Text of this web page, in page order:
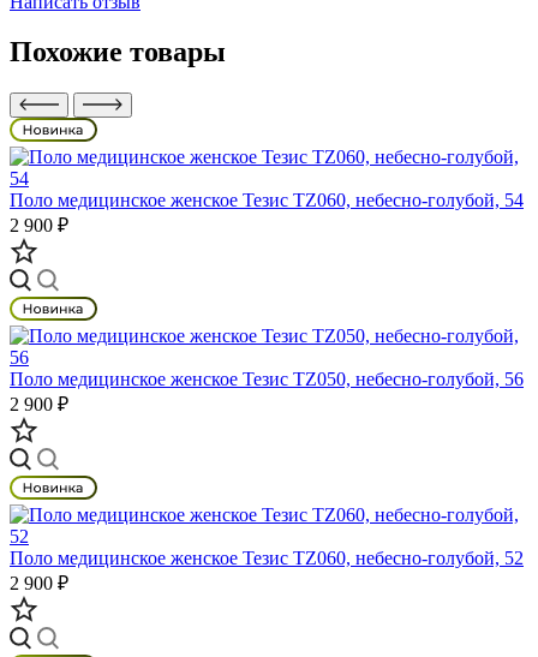
Похожие товары
Поло медицинское женское Тезис TZ060, небесно-голубой, 54
2 900 ₽
Поло медицинское женское Тезис TZ050, небесно-голубой, 56
2 900 ₽
Поло медицинское женское Тезис TZ060, небесно-голубой, 52
2 900 ₽